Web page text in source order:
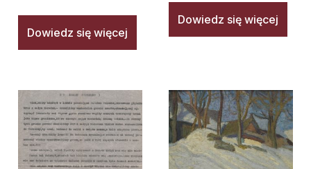
Dowiedz się więcej
Dowiedz się więcej